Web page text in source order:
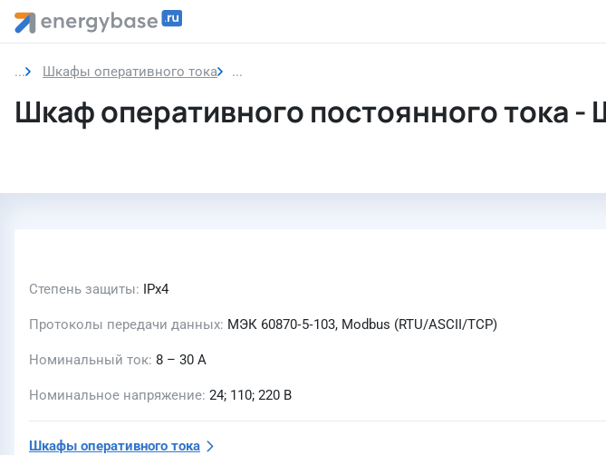
Шкафы оперативного тока Шкаф оперативного постоянного тока
Шкаф оперативного постоянного тока -
Степень защиты IPх4
Протоколы передачи данных МЭК 60870‑5‑103, Modbus (RTU/ASCII/TCP)
Номинальный ток 8 – 30 А
Номинальное напряжение 24; 110; 220 В
Шкафы оперативного тока